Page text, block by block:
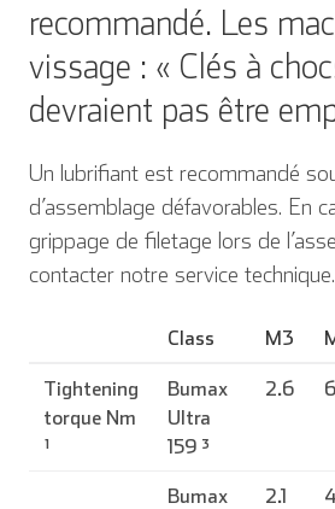
recommandé. Les
vissage : « Clés à
devraient pas être
Un lubrifiant est recommandé
d’assemblage défavorables. En
grippage de filetage lors de
contacter notre service technique.
Class M3
Tightening
torque Nm
¹
Bumax
Ultra
159 ³
2.6
Bumax
2.1